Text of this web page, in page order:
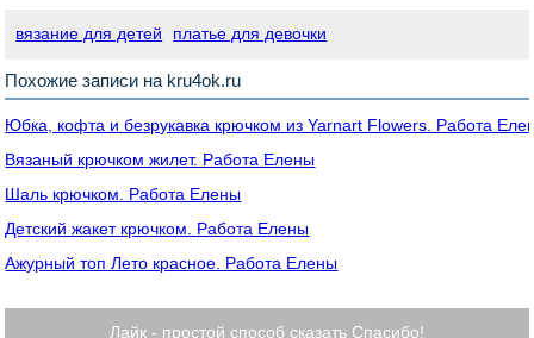
вязание для детей платье для девочки
Похожие записи на kru4ok.ru
Юбка, кофта и безрукавка крючком из Yarnart Flowers. Работа
Вязаный крючком жилет. Работа Елены
Шаль крючком. Работа Елены
Детский жакет крючком. Работа Елены
Ажурный топ Лето красное. Работа Елены
Лайк - простой способ сказать Спасибо!